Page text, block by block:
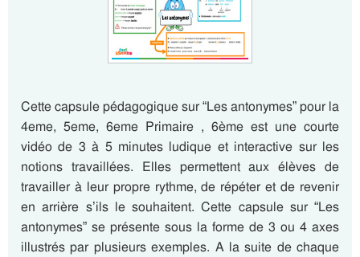
Cette capsule pédagogique sur “Les antonymes” pour la
4eme, 5eme, 6eme Primaire , 6ème est une courte
vidéo de 3 à 5 minutes ludique et interactive sur les
notions travaillées. Elles permettent aux élèves de
travailler à leur propre rythme, de répéter et de revenir
en arrière s’ils le souhaitent. Cette capsule sur “Les
antonymes” se présente sous la forme de 3 ou 4 axes
illustrés par plusieurs exemples. A la suite de chaque